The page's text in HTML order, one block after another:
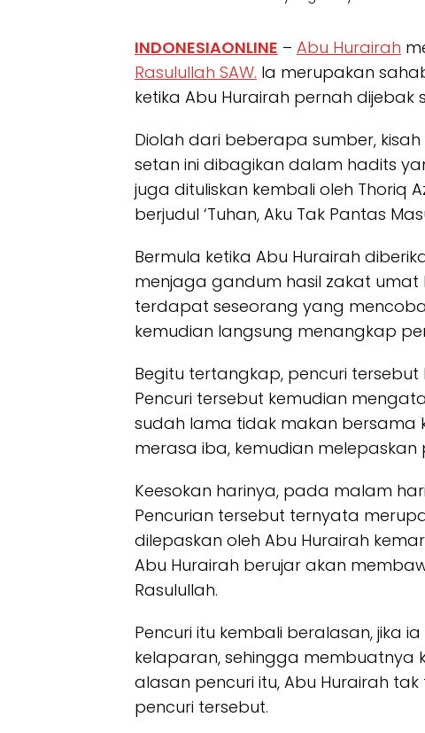
INDONESIAONLINE – Abu Hurairah
Rasulullah SAW. Ia merupakan
ketika Abu Hurairah pernah dijebak
Diolah dari beberapa sumber,
setan ini dibagikan dalam hadits
juga dituliskan kembali oleh Thoriq
berjudul ‘Tuhan, Aku Tak Pantas
Bermula ketika Abu Hurairah
menjaga gandum hasil zakat umat
terdapat seseorang yang
kemudian langsung menangkap
Begitu tertangkap, pencuri
Pencuri tersebut kemudian
sudah lama tidak makan bersama
merasa iba, kemudian melepaskan
Keesokan harinya, pada malam
Pencurian tersebut ternyata
dilepaskan oleh Abu Hurairah
Abu Hurairah berujar akan
Rasulullah.
Pencuri itu kembali beralasan, jika
kelaparan, sehingga membuatnya
alasan pencuri itu, Abu Hurairah
pencuri tersebut.